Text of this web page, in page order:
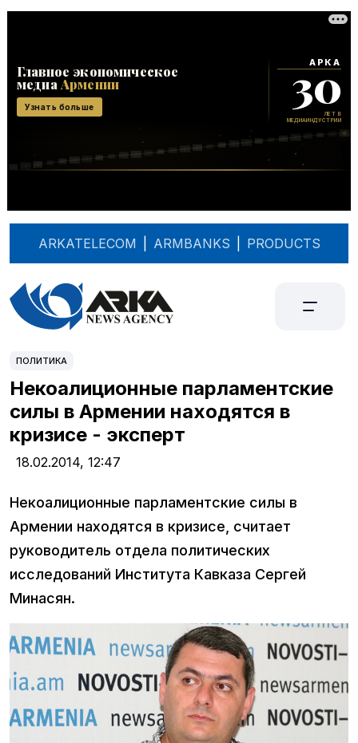
ARKATELECOM ARMBANKS PRODUCTS
ПОЛИТИКА
Некоалиционные парламентские
силы в Армении находятся в
кризисе - эксперт
18.02.2014, 12:47
Некоалиционные парламентские силы в
Армении находятся в кризисе, считает
руководитель отдела политических
исследований Института Кавказа Сергей
Минасян.